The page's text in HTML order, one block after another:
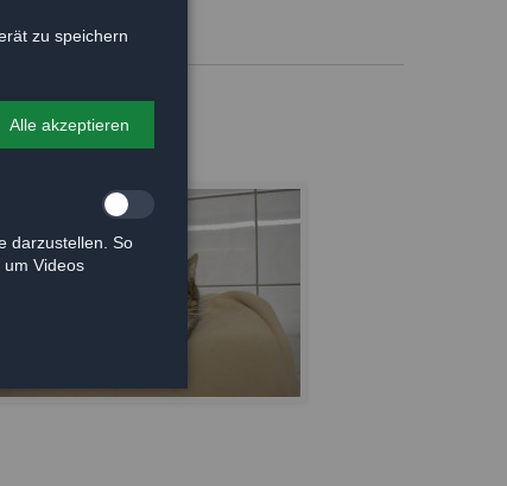
zu speichern
Alle akzeptieren
darzustellen. So
um Videos